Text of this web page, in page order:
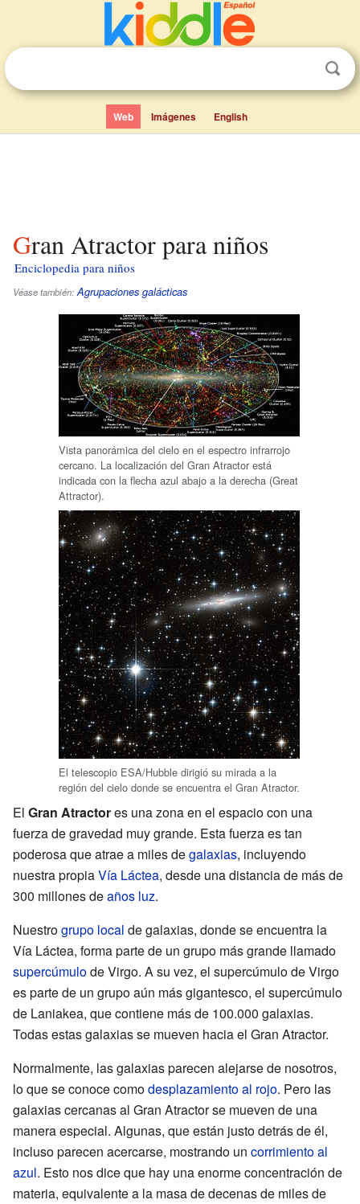
Web Imágenes English
Gran Atractor para niños
Enciclopedia para niños
Véase también: Agrupaciones galácticas
Vista panorámica del cielo en el espectro infrarrojo
cercano. La localización del Gran Atractor está
indicada con la flecha azul abajo a la derecha (Great
Attractor).
El telescopio ESA/Hubble dirigió su mirada a la
región del cielo donde se encuentra el Gran Atractor.
El Gran Atractores una zona en el espacio con una
fuerza de gravedad muy grande. Esta fuerza es tan
poderosa que atrae a miles degalaxias, incluyendo
nuestra propiaVía Láctea, desde una distancia de más de
300 millones deaños luz.
Nuestrogrupo local de galaxias, donde se encuentra la
Vía Láctea, forma parte de un grupo más grande llamado
supercúmulode Virgo. A su vez, el supercúmulo de Virgo
es parte de un grupo aún más gigantesco, el supercúmulo
de Laniakea, que contiene más de 100.000 galaxias.
Todas estas galaxias se mueven hacia el Gran Atractor.
Normalmente, las galaxias parecen alejarse de nosotros,
lo que se conoce comodesplazamiento al rojo. Pero las
galaxias cercanas al Gran Atractor se mueven de una
manera especial. Algunas, que están justo detrás de él,
incluso parecen acercarse, mostrando un corrimiento al
azul. Esto nos dice que hay una enorme concentración de
materia, equivalente a la masa de decenas de miles de